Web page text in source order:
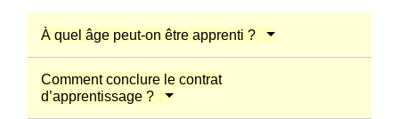
À quel âge peut-on être apprenti ?
Comment conclure le contrat
d’apprentissage ?